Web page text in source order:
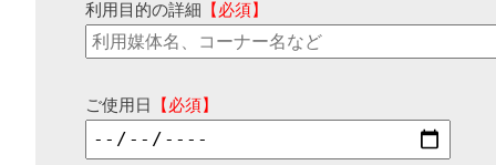
利用目的の詳細 【必須】
ご使用日 【必須】